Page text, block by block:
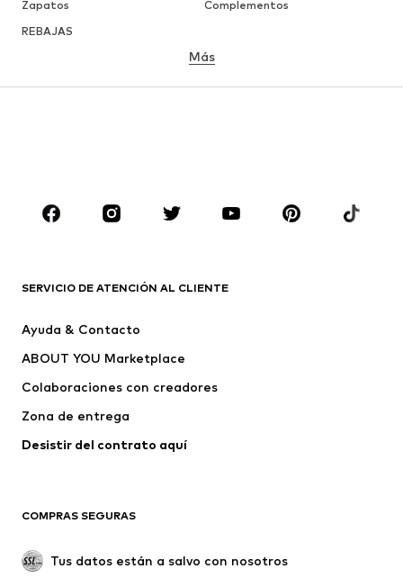
Zapatos
Complementos
REBAJAS
MARCAS
PUMA
ADIDAS SPORTSWEAR
NAPAPIJRI
Más
SERVICIO DE ATENCIÓN AL CLIENTE
Ayuda & Contacto
ABOUT YOU Marketplace
Colaboraciones con creadores
Zona de entrega
Desistir del contrato aquí
COMPRAS SEGURAS
Tus datos están a salvo con nosotros